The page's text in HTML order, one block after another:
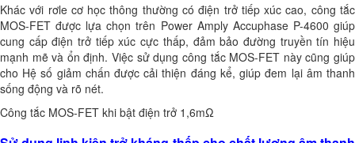
Khác với rơle cơ học thông thường có điện trở tiếp xúc cao, công tắc
MOS-FET được lựa chọn trên Power Amply Accuphase P-4600 giúp
cung cấp điện trở tiếp xúc cực thấp, đảm bảo đường truyền tín hiệu
mạnh mẽ và ổn định. Việc sử dụng công tắc MOS-FET này cũng giúp
cho Hệ số giảm chấn được cải thiện đáng kể, giúp đem lại âm thanh
sống động và rõ nét.
Công tắc MOS-FET khi bật điện trở 1,6mΩ